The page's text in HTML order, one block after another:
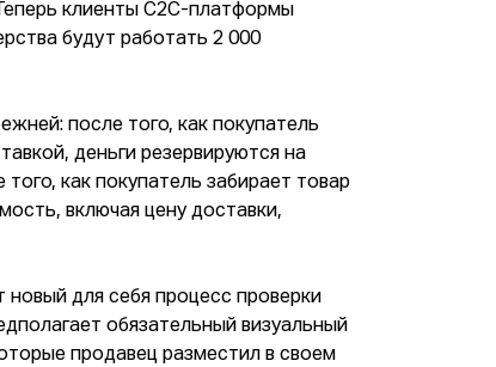
клиенты C2C-платформы
будут работать 2 000
после того, как покупатель
деньги резервируются на
как покупатель забирает товар
включая цену доставки,
для себя процесс проверки
обязательный визуальный
продавец разместил в своем